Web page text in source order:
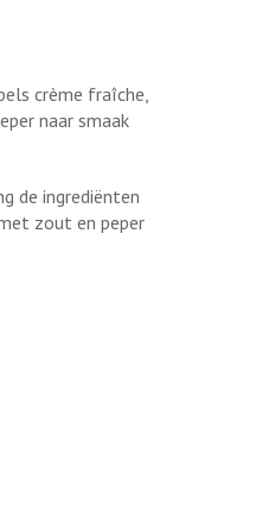
crème fraîche,
naar smaak
de ingrediënten
zout en peper